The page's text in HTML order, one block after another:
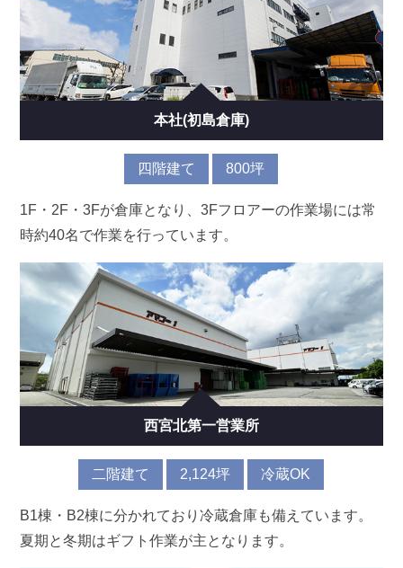
本社(初島倉庫)
四階建て 800坪
1F・2F・3Fが倉庫となり、3Fフロアーの作業場には常
時約40名で作業を行っています。
西宮北第一営業所
二階建て 2,124坪 冷蔵OK
B1棟・B2棟に分かれており冷蔵倉庫も備えています。
夏期と冬期はギフト作業が主となります。